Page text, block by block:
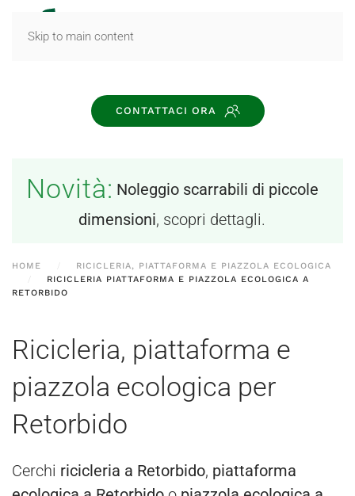
Skip to main content
CONTATTACI ORA
Novità: Noleggio scarrabili di piccole
dimensioni, scopri dettagli.
HOME
RICICLERIA, PIATTAFORMA E PIAZZOLA ECOLOGICA
RICICLERIA PIATTAFORMA E PIAZZOLA ECOLOGICA A
RETORBIDO
Ricicleria, piattaforma e
piazzola ecologica per
Retorbido
Cerchi ricicleria a Retorbido, piattaforma